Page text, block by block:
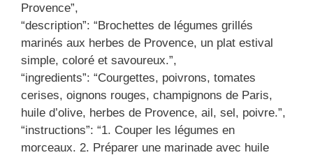
Provence”,
“description”: “Brochettes de légumes grillés
marinés aux herbes de Provence, un plat estival
simple, coloré et savoureux.”,
“ingredients”: “Courgettes, poivrons, tomates
cerises, oignons rouges, champignons de Paris,
huile d’olive, herbes de Provence, ail, sel, poivre.”,
“instructions”: “1. Couper les légumes en
morceaux. 2. Préparer une marinade avec huile